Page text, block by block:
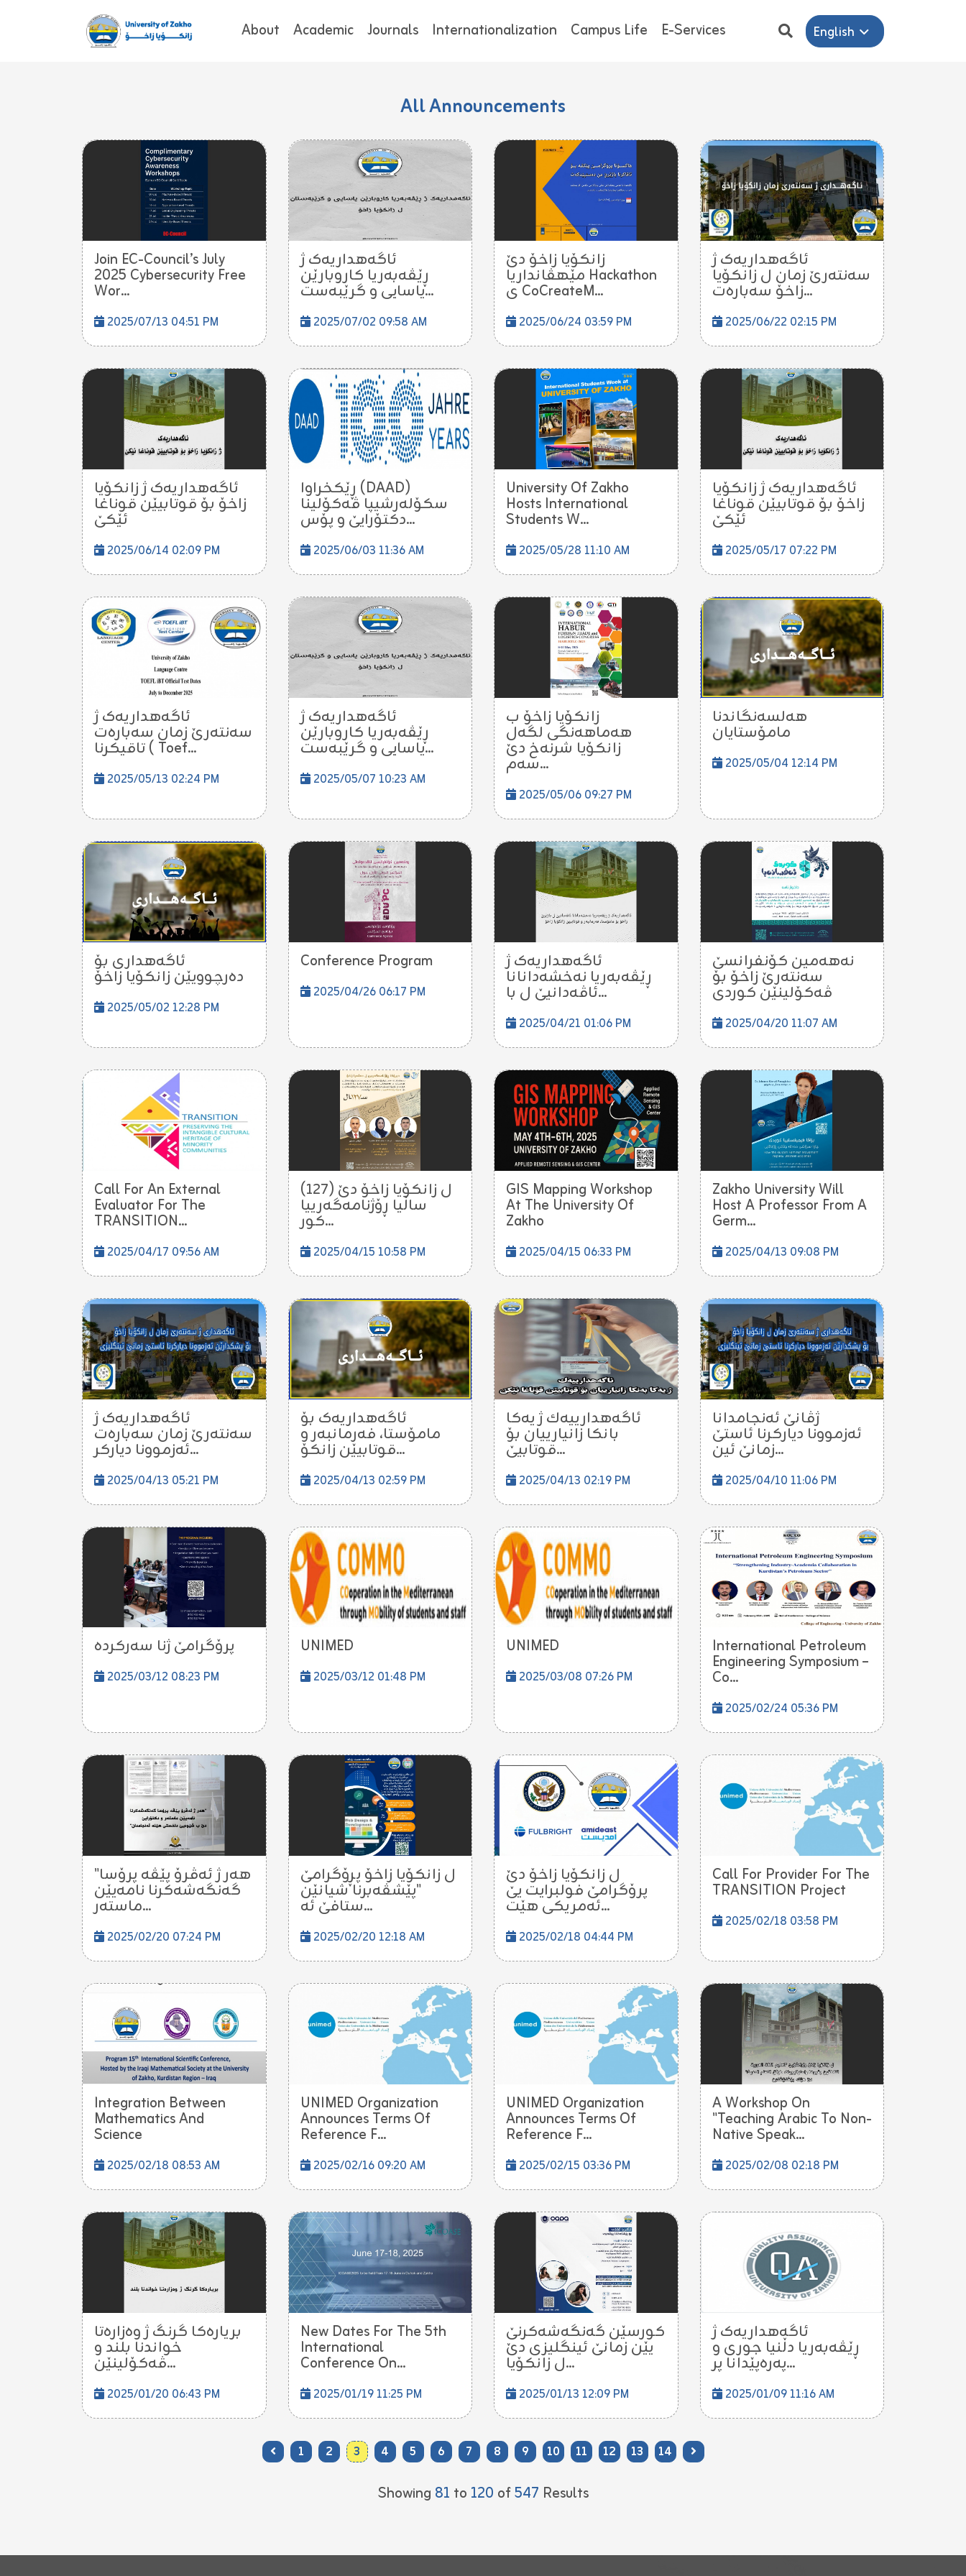
About Academic Journals Internationalization Campus Life E-Services English
All Announcements
Join EC-Council’s July
2025 Cybersecurity Free
Wor...
2025/07/13 04:51 PM
ئاگەهداریەک ژ
ڕێڤەبەریا کاروبارێن
یاسایی و گرێبەست...
2025/07/02 09:58 AM
زانکۆیا زاخۆ دێ
مێهڤانداریا Hackathon
ی CoCreateM...
2025/06/24 03:59 PM
ئاگەهداریەک ژ
سەنتەرێ زمان ل زانکۆیا
زاخۆ سەبارەت...
2025/06/22 02:15 PM
ئاگەهداریەک ژ زانکۆیا
زاخۆ بۆ قوتابیێن قوناغا
ئێکێ
2025/06/14 02:09 PM
ڕێكخراوا (DAAD)
سكۆلەرشیپا ڤەكۆلینا
دكتۆرایێ و پۆس...
2025/06/03 11:36 AM
University Of Zakho
Hosts International
Students W...
2025/05/28 11:10 AM
ئاگەهداریەک ژ زانکۆیا
زاخۆ بۆ قوتابیێن قوناغا
ئێکێ
2025/05/17 07:22 PM
ئاگەهداریەک ژ
سەنتەرێ زمان سەبارەت
تاقیکرنا ( Toef...
2025/05/13 02:24 PM
ئاگەهداریەک ژ
ڕێڤەبەریا کاروبارێن
یاسایی و گرێبەست...
2025/05/07 10:23 AM
زانكۆیا زاخۆ ب
هەماهەنگی لگەل
زانكۆیا شرنەخ دێ
سەم...
2025/05/06 09:27 PM
هەلسەنگاندنا
مامۆستایان
2025/05/04 12:14 PM
ئاگەهداری بۆ
دەرچوویێن زانکۆیا زاخۆ
2025/05/02 12:28 PM
Conference Program
2025/04/26 06:17 PM
ئاگەهداریەک ژ
ڕێڤەبەریا نەخشەدانانا
ئاڤەدانیێ ل با...
2025/04/21 01:06 PM
نەهەمین کۆنفرانسێ
سەنتەرێ زاخۆ بۆ
ڤەکۆلینێن کوردی
2025/04/20 11:07 AM
Call For An External
Evaluator For The
TRANSITION...
2025/04/17 09:56 AM
ل زانکۆیا زاخۆ دێ (١٢٧)
ساڵیا ڕۆژنامه‌گه‌رييا
كور...
2025/04/15 10:58 PM
GIS Mapping Workshop
At The University Of
Zakho
2025/04/15 06:33 PM
Zakho University Will
Host A Professor From A
Germ...
2025/04/13 09:08 PM
ئاگەهداریەک ژ
سەنتەرێ زمان سەبارەت
ئەزموونا دیارکر...
2025/04/13 05:21 PM
ئاگەهداریەک بۆ
مامۆستا، فەرمانبەر و
قوتابیێن زانکۆ...
2025/04/13 02:59 PM
ئاگه‌هدارییه‌ك ژ یه‌كا
بانكا زانیارییان بۆ
قوتابیێ...
2025/04/13 02:19 PM
ژڤانێ ئەنجامدانا
ئەزموونا دیارکرنا ئاستێ
زمانێ ئین...
2025/04/10 11:06 PM
پرۆگرامێ ژنا سەركردە
2025/03/12 08:23 PM
UNIMED
2025/03/12 01:48 PM
UNIMED
2025/03/08 07:26 PM
International Petroleum
Engineering Symposium –
Co...
2025/02/24 05:36 PM
"هەر ژ ئەڤرۆ پێڤە پرۆسا
گەنگەشەکرنا نامەیێن
ماستەر...
2025/02/20 07:24 PM
ل زانکۆیا زاخۆ پڕۆگرامێ
"پێشڤەبرنا شیانێن
ستافێ ئە...
2025/02/20 12:18 AM
ل زانکۆیا زاخۆ دێ
پرۆگرامێ فولبرایت یێ
ئەمریكی هێت...
2025/02/18 04:44 PM
Call For Provider For The
TRANSITION Project
2025/02/18 03:58 PM
Integration Between
Mathematics And
Science
2025/02/18 08:53 AM
UNIMED Organization
Announces Terms Of
Reference F...
2025/02/16 09:20 AM
UNIMED Organization
Announces Terms Of
Reference F...
2025/02/15 03:36 PM
A Workshop On
"Teaching Arabic To Non-
Native Speak...
2025/02/08 02:18 PM
بریارەکا گرنگ ژ وەزارەتا
خواندنا بلند و
ڤەکۆلینێن...
2025/01/20 06:43 PM
New Dates For The 5th
International
Conference On...
2025/01/19 11:25 PM
كورسێن گەنگەشەکرنێ
یێن زمانێ ئینگلیزی دێ
ل زانکۆیا...
2025/01/13 12:09 PM
ئاگەهداریەک ژ
ڕێڤەبەریا دڵنیا جوری و
پەرەپێدانا پر...
2025/01/09 11:16 AM
1 2 3 4 5 6 7 8 9 10 11 12 13 14
Showing 81 to 120 of547 Results